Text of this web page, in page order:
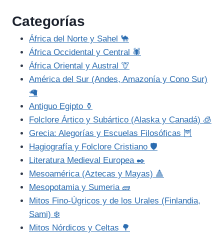
Categorías
África del Norte y Sahel 🐪
África Occidental y Central 🕷️
África Oriental y Austral 🦒
América del Sur (Andes, Amazonía y Cono Sur)
🦙
Antiguo Egipto ⚱️
Folclore Ártico y Subártico (Alaska y Canadá) 🧊
Grecia: Alegorías y Escuelas Filosóficas 🦉
Hagiografía y Folclore Cristiano 🛡️
Literatura Medieval Europea ✒️
Mesoamérica (Aztecas y Mayas) 🔺
Mesopotamia y Sumeria 🧱
Mitos Fino-Úgricos y de los Urales (Finlandia,
Sami) ❄️
Mitos Nórdicos y Celtas 🌳